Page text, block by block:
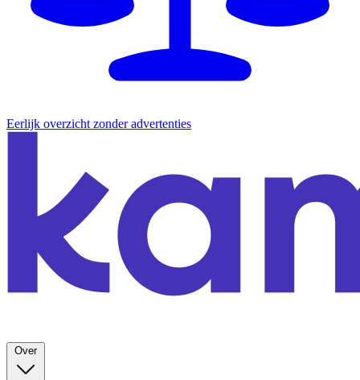
Eerlijk overzicht zonder advertenties
Over